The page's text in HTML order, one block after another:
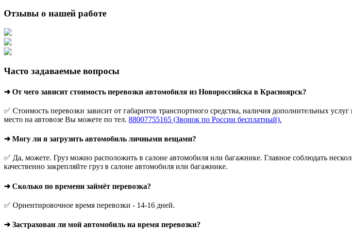
Отзывы о нашей работе
Часто задаваемые вопросы
➜ От чего зависит стоимость перевозки автомобиля из Новороссийска в Красноярск?
✅ Стоимость перевозки зависит от габаритов транспортного средства, наличия дополнительных
место на автовозе Вы можете по тел. 88007755165 (Звонок по России бесплатный).
➜ Могу ли я загрузить автомобиль личными вещами?
✅ Да, можете. Груз можно расположить в салоне автомобиля или багажнике. Главное соблюдать
качественно закрепляйте груз в салоне автомобиля или багажнике.
➜ Сколько по времени займёт перевозка?
✅ Ориентировочное время перевозки - 14-16 дней.
➜ Застрахован ли мой автомобиль на время перевозки?